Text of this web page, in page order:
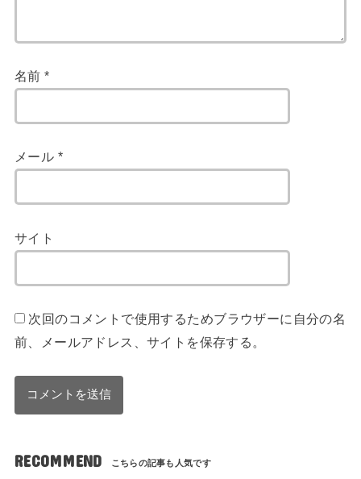
名前*
メール *
サイト
次回のコメントで使用するためブラウザーに自分の名
前、メールアドレス、サイトを保存する。
RECOMMEND